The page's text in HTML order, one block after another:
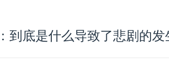
到底是什么导致了悲剧的发